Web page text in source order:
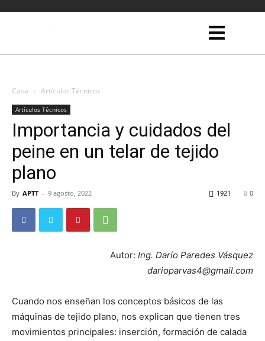
Casa Artículos Técnicos
Artículos Técnicos
Importancia y cuidados del
peine en un telar de tejido
plano
By APTT - 9 agosto, 2022 0
1921
Autor: Ing. Darío Paredes Vásquez
darioparvas4@gmail.com
Cuando nos enseñan los conceptos básicos de las
máquinas de tejido plano, nos explican que tienen tres
movimientos principales: inserción, formación de calada